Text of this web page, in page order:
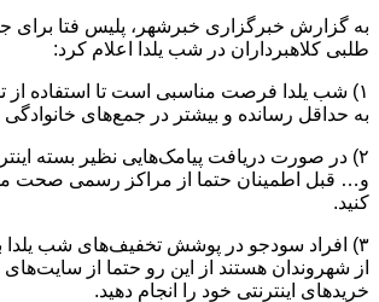
به گزارش خبرگزاری خبرشهر، پلیس فتا برای
طلبی کلاهبرداران در شب یلدا اعلام کرد:
۱) شب یلدا فرصت مناسبی است تا استفاده از
به حداقل رسانده و بیشتر در جمع‌های
۲) در صورت دریافت پیامک‌هایی نظیر بسته
و… قبل اطمینان حتما از مراکز رسمی صحت
کنید.
۳) افراد سودجو در پوشش تخفیف‌های شب یلدا
از شهروندان هستند از این رو حتما از سایت‌های
خرید‌های اینترنتی خود را انجام دهید.